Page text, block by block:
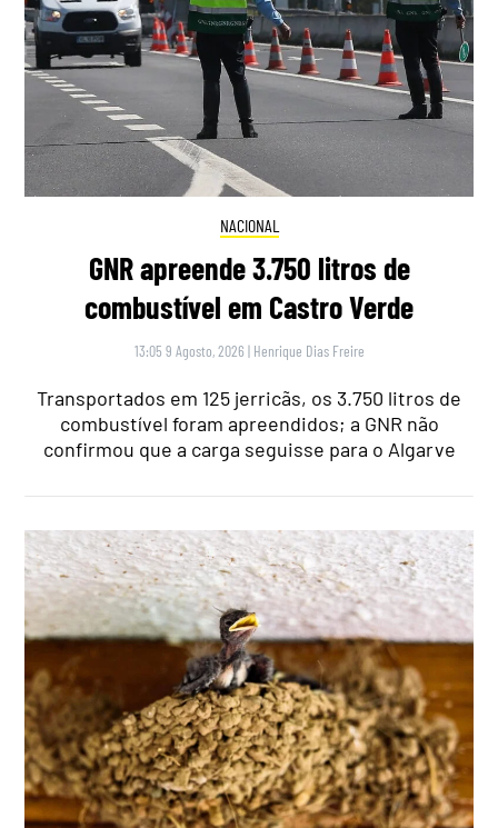
NACIONAL
GNR apreende 3.750 litros de
combustível em Castro Verde
13:05 9 Agosto, 2026 | Henrique Dias Freire
Transportados em 125 jerricãs, os 3.750 litros de
combustível foram apreendidos; a GNR não
confirmou que a carga seguisse para o Algarve